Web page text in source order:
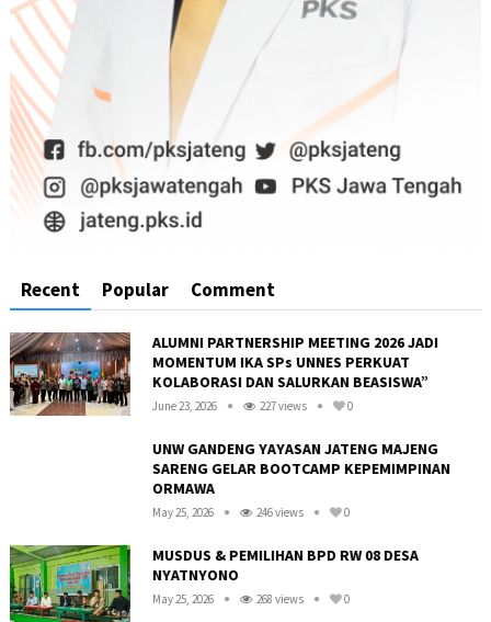
Recent Popular Comment
ALUMNI PARTNERSHIP MEETING 2026 JADI
MOMENTUM IKA SPs UNNES PERKUAT
KOLABORASI DAN SALURKAN BEASISWA”
June 23, 2026 227 views 0
UNW GANDENG YAYASAN JATENG MAJENG
SARENG GELAR BOOTCAMP KEPEMIMPINAN
ORMAWA
May 25, 2026 246 views 0
MUSDUS & PEMILIHAN BPD RW 08 DESA
NYATNYONO
May 25, 2026 268 views 0